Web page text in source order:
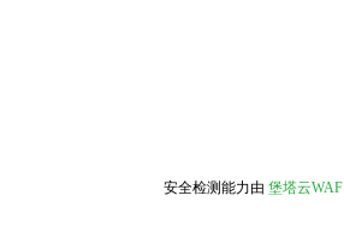
安全检测能力由 堡塔云WAF